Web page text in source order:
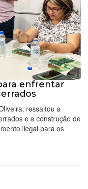
enfrentar
ressaltou a
e a construção de
ilegal para os